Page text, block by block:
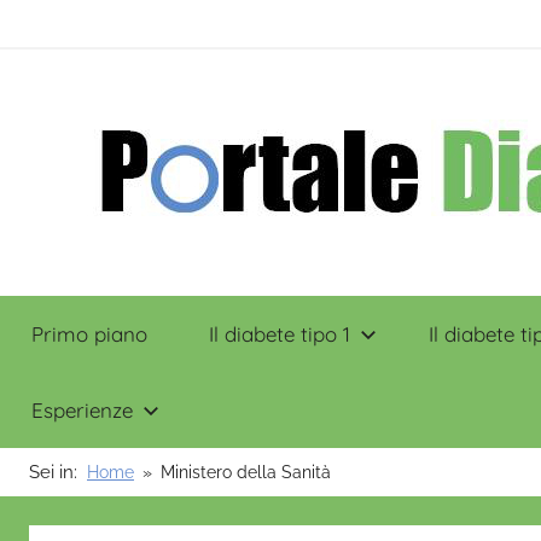
Portale
Diabete
Primo piano Il diabete tipo 1 Il diabete
Esperienze
Sei in: Home Ministero della Sanità